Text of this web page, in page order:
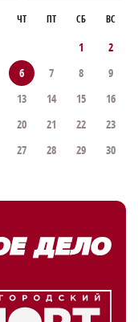
ЧТ ПТ СБ ВС
1
2
6 7 8
9
13 14 15
16
20 21 22
23
27 28 29
30